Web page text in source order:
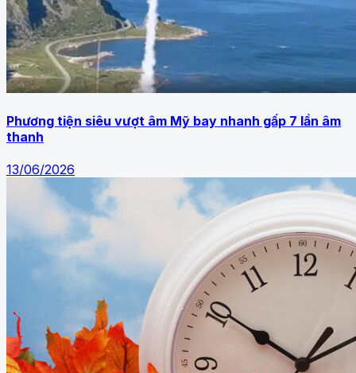
Phương tiện siêu vượt âm Mỹ bay nhanh gấp 7 lần âm
thanh
13/06/2026